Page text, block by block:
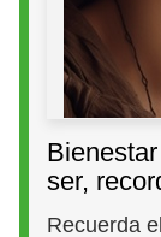
ser,
Recuerda